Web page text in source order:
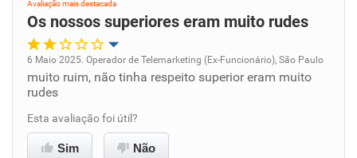
Avaliação mais destacada
Os nossos superiores eram muito rudes
Oportunidade de promoção
Ambiente de trabalho
6 Maio 2025. Operador de Telemarketing (Ex-Funcionário), São Paulo
muito ruim, não tinha respeito superior eram muito
rudes
Esta avaliação foi útil?
Sim Não